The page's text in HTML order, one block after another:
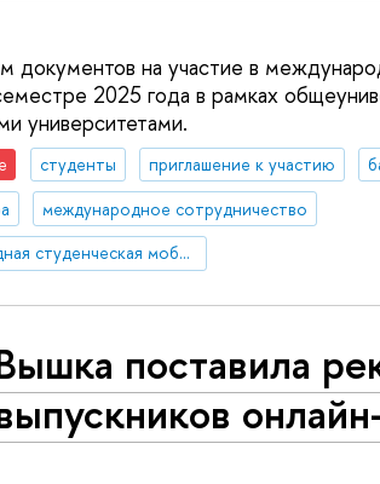
документов на участие в
2025 года в рамках
университетами.
студенты приглашение к участию
международное сотрудничество
Международная студенческая мобильность: исходящая мобильность
поставила